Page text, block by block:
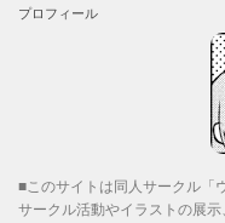
プロフィール
■このサイトは同人サークル「
サークル活動やイラストの展示